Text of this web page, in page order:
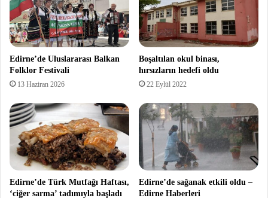
Edirne’de Uluslararası Balkan
Folklor Festivali
13 Haziran 2026
Boşaltılan okul binası,
hırsızların hedefi oldu
22 Eylül 2022
Edirne’de Türk Mutfağı Haftası,
‘ciğer sarma’ tadımıyla başladı
Edirne’de sağanak etkili oldu –
Edirne Haberleri